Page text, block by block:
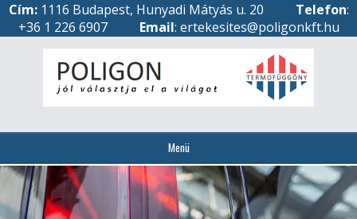
Cím:1116 Budapest, Hunyadi Mátyás u. 20 Telefon:
+36 1 226 6907
Email: ertekesites@poligonkft.hu
Menü